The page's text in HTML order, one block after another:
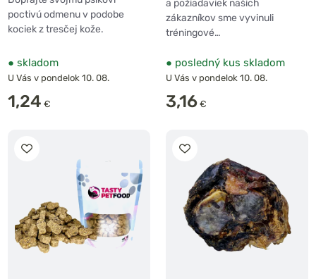
poctivú odmenu v podobe
kociek z tresčej kože.
● skladom
U Vás v pondelok 10. 08.
1,24 €
a požiadaviek našich
zákazníkov sme vyvinuli
tréningové…
● posledný kus skladom
U Vás v pondelok 10. 08.
3,16 €